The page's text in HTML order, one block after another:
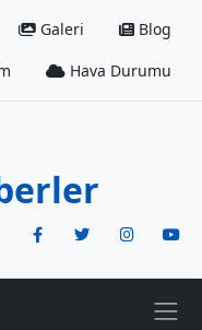
Galeri
Blog
Hava Durumu